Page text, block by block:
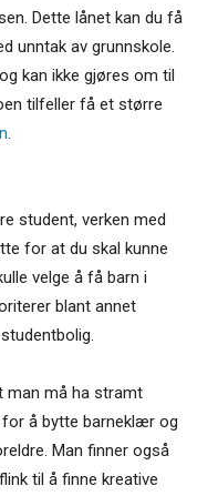
Dette lånet kan du få
unntak av grunnskole.
kan ikke gjøres om til
tilfeller få et større
.
student, verken med
for at du skal kunne
velge å få barn i
blant annet
man må ha stramt
å bytte barneklær og
Man finner også
til å finne kreative